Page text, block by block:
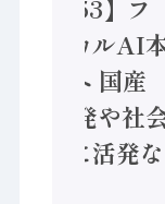
No.453】フ
ィジカルAI本
格化へ 国産
AI開発や社会
実装に活発な